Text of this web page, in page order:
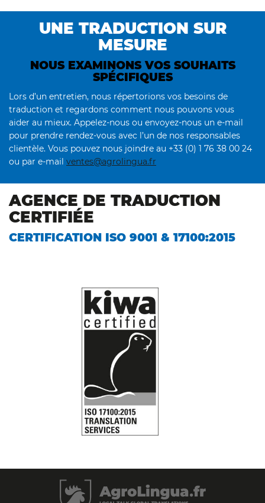
UNE TRADUCTION SUR
MESURE
NOUS EXAMINONS VOS SOUHAITS
SPÉCIFIQUES
Lors d’un entretien, nous répertorions vos besoins de
traduction et regardons comment nous pouvons vous
aider au mieux. Appelez-nous ou envoyez-nous un e-mail
pour prendre rendez-vous avec l’un de nos responsables
clientèle. Vous pouvez nous joindre au +33 (0) 1 76 38 00 24
ou par e-mail ventes@agrolingua.fr
AGENCE DE TRADUCTION
CERTIFIÉE
CERTIFICATION ISO 9001 & 17100:2015